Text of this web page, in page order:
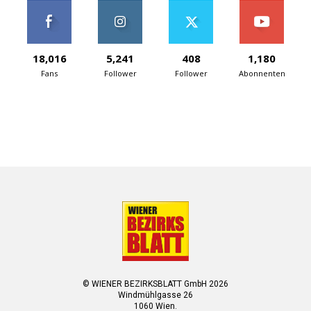
18,016
Fans
5,241
Follower
408
Follower
1,180
Abonnenten
© WIENER BEZIRKSBLATT GmbH 2026
Windmühlgasse 26
1060 Wien.